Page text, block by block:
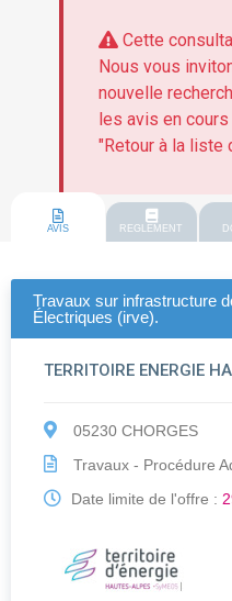
Cette
Nous vous
nouvelle
les avis en
"Retour à la liste
AVIS REGLEMENT
Travaux sur infrastructure
Électriques (irve).
TERRITOIRE ENERGIE
05230 CHORGES
Travaux - Procédure
Date limite de l'offre :